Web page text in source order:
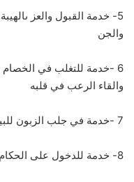
5- خدمة القبول والعز
والجن
6 -خدمة للتغلب في
والقاء الرعب في قلبه
7 -خدمة في جلب الزبون للبيع والشراء و جلب الرزق
8- خدمة للدخول على الحكام والقضاة وارباب الاقلام